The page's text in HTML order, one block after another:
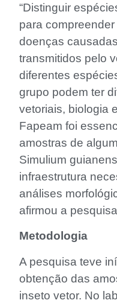
“Distinguir
para
doenças
transmitidos pelo
diferentes
grupo podem ter
vetoriais, biologia
Fapeam foi
amostras de
Simulium
infraestrutura
análises
afirmou a
Metodologia
A pesquisa teve
obtenção das
inseto vetor. No